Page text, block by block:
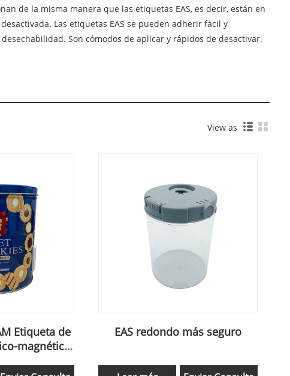
de la misma manera que las etiquetas EAS, es decir, están en
Las etiquetas EAS se pueden adherir fácil y
Son cómodos de aplicar y rápidos de desactivar.
View as
Etiqueta de
magnética
EAS redondo más seguro